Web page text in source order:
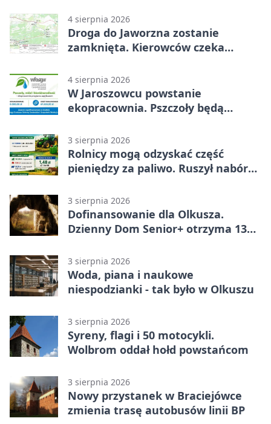
4 sierpnia 2026
Droga do Jaworzna zostanie
zamknięta. Kierowców czeka
4 sierpnia 2026
W Jaroszowcu powstanie
ekopracownia. Pszczoły będą
3 sierpnia 2026
Rolnicy mogą odzyskać część
pieniędzy za paliwo. Ruszył nabór
3 sierpnia 2026
Dofinansowanie dla Olkusza.
Dzienny Dom Senior+ otrzyma 134
3 sierpnia 2026
Woda, piana i naukowe
niespodzianki - tak było w Olkuszu
3 sierpnia 2026
Syreny, flagi i 50 motocykli.
Wolbrom oddał hołd powstańcom
3 sierpnia 2026
Nowy przystanek w Braciejówce
zmienia trasę autobusów linii BP